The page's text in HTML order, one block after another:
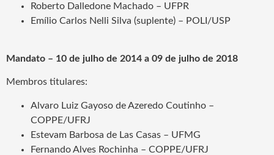
Roberto Dalledone Machado – UFPR
Emílio Carlos Nelli Silva (suplente) – POLI/USP
Mandato – 10 de julho de 2014 a 09 de julho de 2018
Membros titulares:
Alvaro Luiz Gayoso de Azeredo Coutinho –
COPPE/UFRJ
Estevam Barbosa de Las Casas – UFMG
Fernando Alves Rochinha – COPPE/UFRJ